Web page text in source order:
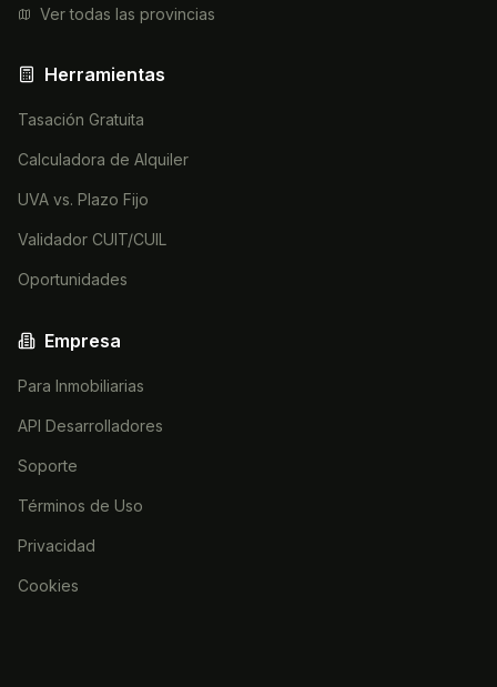
Ver todas las provincias
Herramientas
Tasación Gratuita
Calculadora de Alquiler
UVA vs. Plazo Fijo
Validador CUIT/CUIL
Oportunidades
Empresa
Para Inmobiliarias
API Desarrolladores
Soporte
Términos de Uso
Privacidad
Cookies